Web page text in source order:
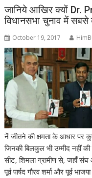
जानिये आखिर क्यों Dr.
विधानसभा चुनाव में सबसे
October 19, 2017
नें जीतने की क्षमता के आधार पर
जिनकी बिलकुल भी उम्मीद नहीं
सीट, शिमला ग्रामीण से, जहाँ संघ
पूर्व पार्षद गौरव शर्मा और पूर्व